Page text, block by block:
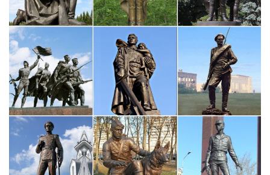
цене: по возрастанию По цене: по убыванию.Быстрый
просмотр. Статуэтка фарфоровая Собака с косточкой
пожеланием Здоровья.
Фигурки, статуэтки собак
Интернет-магазин русских сувениров с низкими
ценами.Символ 2018 года – собака. Архив новостей. –>
Фигурки, статуэтки собак. Смешные, шустрые, умные,
популярные и не очень, но всегда преданные собаки всегда
сопровождали человека.